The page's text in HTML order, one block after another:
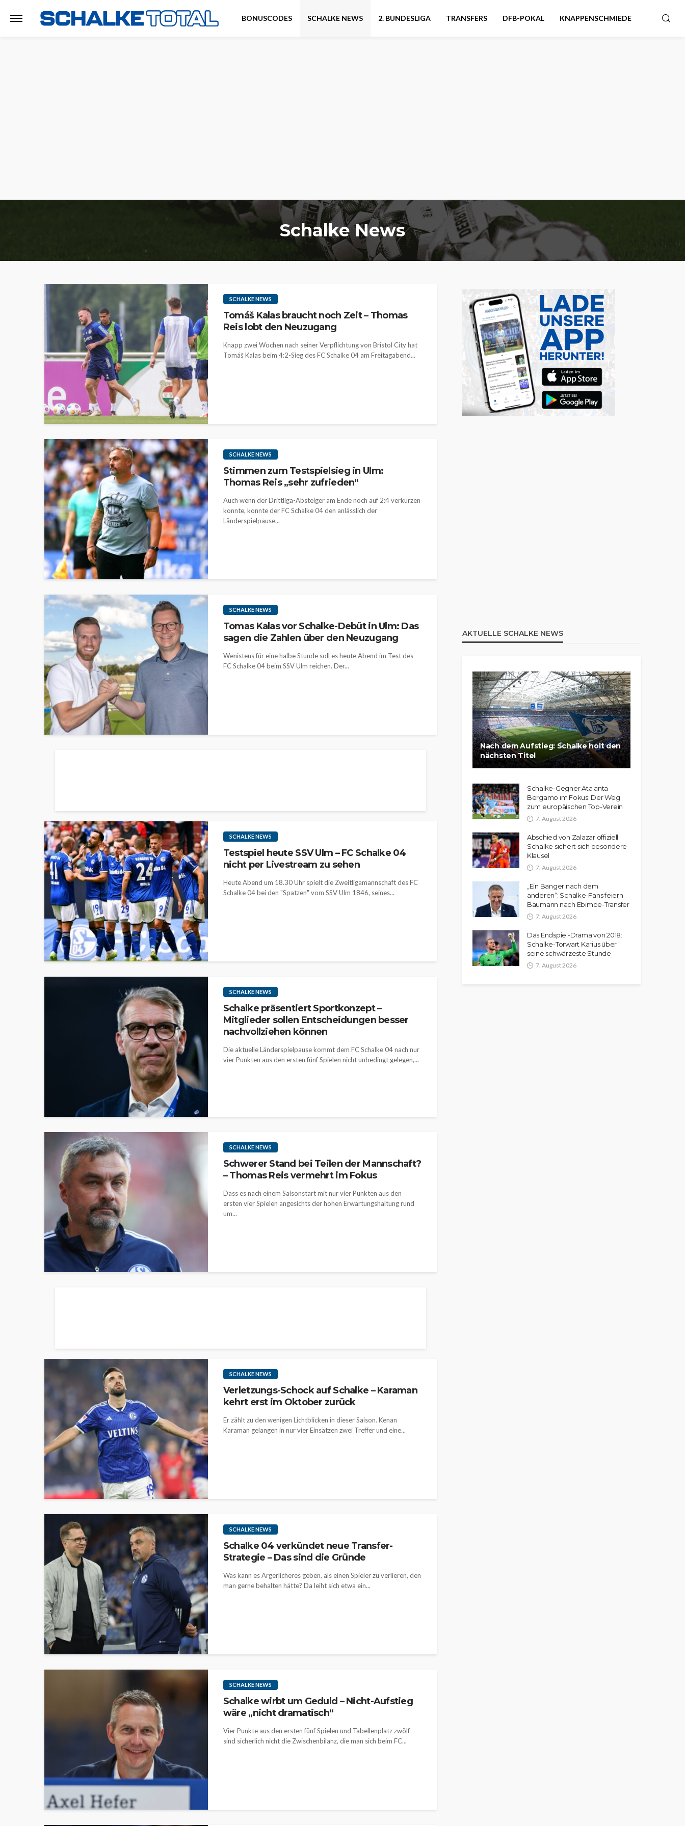
BONUSCODES SCHALKE NEWS 2. BUNDESLIGA TRANSFERS DFB-POKAL KNAPPENSCHMIEDE
Schalke News
SCHALKE NEWS
Tomáš Kalas braucht noch Zeit – Thomas
Reis lobt den Neuzugang
Knapp zwei Wochen nach seiner Verpflichtung von Bristol City hat
Tomáš Kalas beim 4:2-Sieg des FC Schalke 04 am Freitagabend...
SCHALKE NEWS
Stimmen zum Testspielsieg in Ulm:
Thomas Reis „sehr zufrieden“
Auch wenn der Drittliga-Absteiger am Ende noch auf 2:4 verkürzen
konnte, konnte der FC Schalke 04 den anlässlich der
Länderspielpause...
SCHALKE NEWS
Tomas Kalas vor Schalke-Debüt in Ulm: Das
sagen die Zahlen über den Neuzugang
Wenistens für eine halbe Stunde soll es heute Abend im Test des
FC Schalke 04 beim SSV Ulm reichen. Der...
SCHALKE NEWS
Testspiel heute SSV Ulm – FC Schalke 04
nicht per Livestream zu sehen
Heute Abend um 18.30 Uhr spielt die Zweitligamannschaft des FC
Schalke 04 bei den "Spatzen" vom SSV Ulm 1846, seines...
SCHALKE NEWS
Schalke präsentiert Sportkonzept –
Mitglieder sollen Entscheidungen besser
nachvollziehen können
Die aktuelle Länderspielpause kommt dem FC Schalke 04 nach nur
vier Punkten aus den ersten fünf Spielen nicht unbedingt gelegen,...
SCHALKE NEWS
Schwerer Stand bei Teilen der Mannschaft?
– Thomas Reis vermehrt im Fokus
Dass es nach einem Saisonstart mit nur vier Punkten aus den
ersten vier Spielen angesichts der hohen Erwartungshaltung rund
um...
SCHALKE NEWS
Verletzungs-Schock auf Schalke – Karaman
kehrt erst im Oktober zurück
Er zählt zu den wenigen Lichtblicken in dieser Saison. Kenan
Karaman gelangen in nur vier Einsätzen zwei Treffer und eine...
SCHALKE NEWS
Schalke 04 verkündet neue Transfer-
Strategie – Das sind die Gründe
Was kann es Ärgerlicheres geben, als einen Spieler zu verlieren, den
man gerne behalten hätte? Da leiht sich etwa ein...
SCHALKE NEWS
Schalke wirbt um Geduld – Nicht-Aufstieg
wäre „nicht dramatisch“
Vier Punkte aus den ersten fünf Spielen und Tabellenplatz zwölf
sind sicherlich nicht die Zwischenbilanz, die man sich beim FC...
AKTUELLE SCHALKE NEWS
Nach dem Aufstieg: Schalke holt den
nächsten Titel
Schalke-Gegner Atalanta
Bergamo im Fokus: Der Weg
zum europäischen Top-Verein
7. August 2026
Abschied von Zalazar offiziell:
Schalke sichert sich besondere
Klausel
7. August 2026
„Ein Banger nach dem
anderen“: Schalke-Fans feiern
Baumann nach Ebimbe-Transfer
7. August 2026
Das Endspiel-Drama von 2018:
Schalke-Torwart Karius über
seine schwärzeste Stunde
7. August 2026